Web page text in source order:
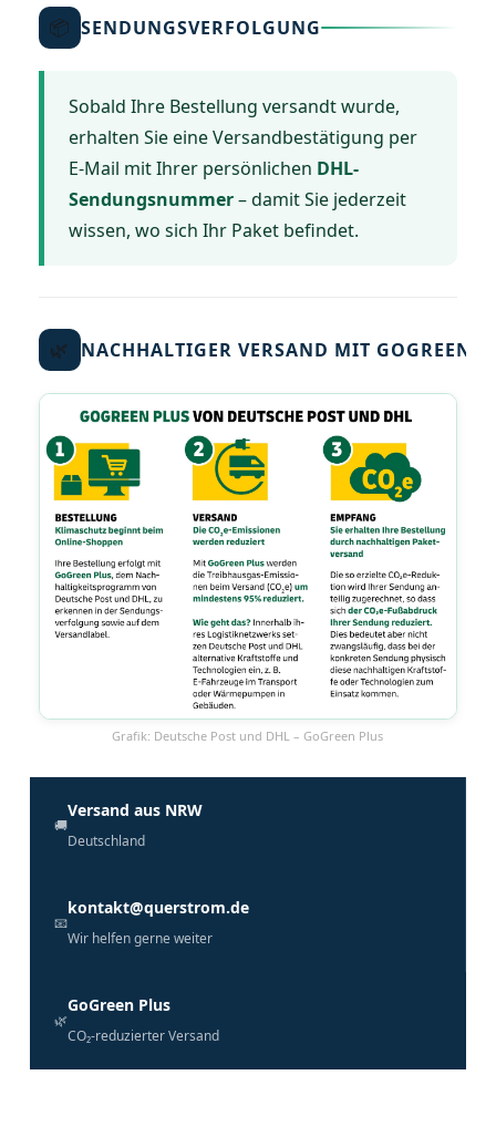
📦 SENDUNGSVERFOLGUNG
Sobald Ihre Bestellung versandt wurde,
erhalten Sie eine Versandbestätigung per
E-Mail mit Ihrer persönlichen DHL-
Sendungsnummer– damit Sie jederzeit
wissen, wo sich Ihr Paket befindet.
🌿 NACHHALTIGER VERSAND MIT GOGREEN
Grafik: Deutsche Post und DHL – GoGreen Plus
🚚
Versand aus NRW
Deutschland
📧
kontakt@querstrom.de
Wir helfen gerne weiter
🌿
GoGreen Plus
CO₂-reduzierter Versand